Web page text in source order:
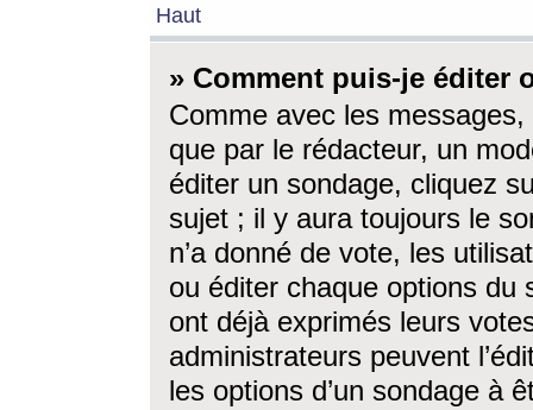
Haut
» Comment puis-je éditer
Comme avec les
que par le rédacteur, un
éditer un sondage, cliquez
sujet ; il y aura toujours le
n’a donné de vote, les
ou éditer chaque options du
ont déjà exprimés leurs
administrateurs peuvent
les options d’un sondage à